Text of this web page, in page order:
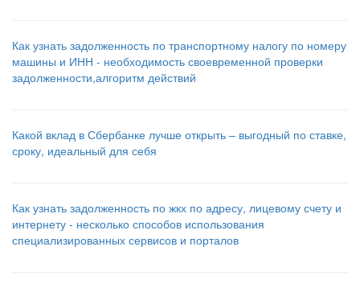
Как узнать задолженность по транспортному налогу по номеру
машины и ИНН - необходимость своевременной проверки
задолженности,алгоритм действий
Какой вклад в Сбербанке лучше открыть – выгодный по ставке,
сроку, идеальный для себя
Как узнать задолженность по жкх по адресу, лицевому счету и
интернету - несколько способов использования
специализированных сервисов и порталов